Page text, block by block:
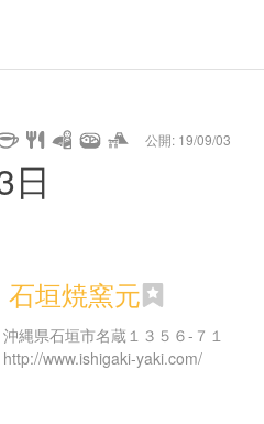
公開: 19/09/03
石垣焼窯元
沖縄県石垣市名蔵１３５６-７１
http://www.ishigaki-yaki.com/